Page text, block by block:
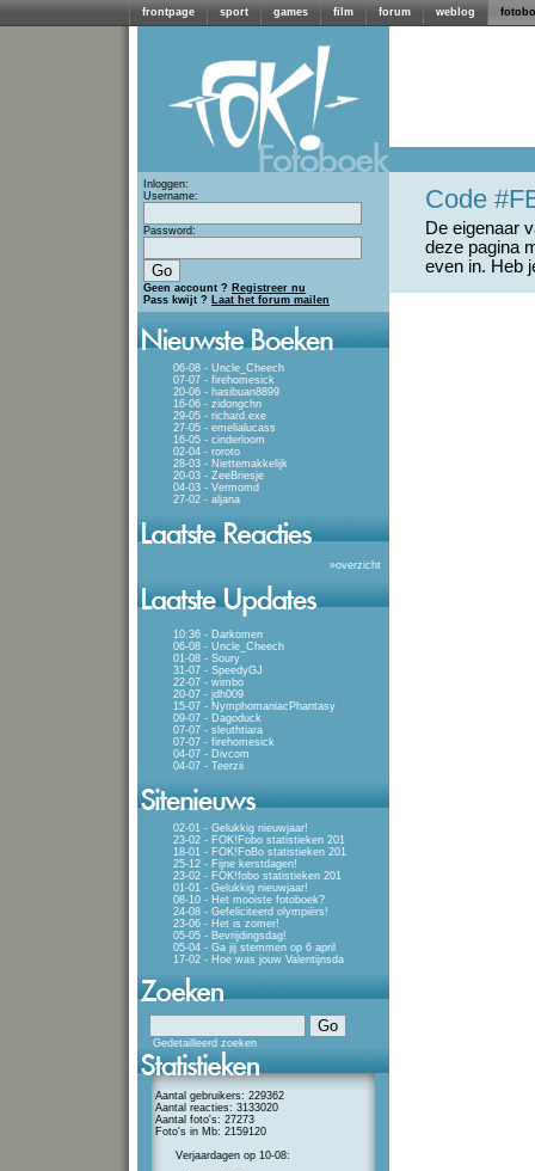
frontpage sport games film forum weblog
Inloggen:
Username:
Password:
Geen account ? Registreer nu
Pass kwijt ? Laat het forum mailen
06-08 - Uncle_Cheech
07-07 - firehomesick
20-06 - hasibuan8899
16-06 - zidongchn
29-05 - richard.exe
27-05 - emelialucass
16-05 - cinderloom
02-04 - roroto
28-03 - Niettemakkelijk
20-03 - ZeeBriesje
04-03 - Vermomd
27-02 - aljana
»overzicht
10:36 - Darkomen
06-08 - Uncle_Cheech
01-08 - Soury
31-07 - SpeedyGJ
22-07 - wimbo
20-07 - jdh009
15-07 - NymphomaniacPhantasy
09-07 - Dagoduck
07-07 - sleuthtiara
07-07 - firehomesick
04-07 - Divcom
04-07 - Teerzii
02-01 - Gelukkig nieuwjaar!
23-02 - FOK!Fobo statistieken 201
18-01 - FOK!FoBo statistieken 201
25-12 - Fijne kerstdagen!
23-02 - FOK!fobo statistieken 201
01-01 - Gelukkig nieuwjaar!
08-10 - Het mooiste fotoboek?
24-08 - Gefeliciteerd olympiërs!
23-06 - Het is zomer!
05-05 - Bevrijdingsdag!
05-04 - Ga jij stemmen op 6 april
17-02 - Hoe was jouw Valentijnsda
Gedetailleerd zoeken
Aantal gebruikers: 229362
Aantal reacties: 3133020
Aantal foto's: 27273
Foto's in Mb: 2159120
Verjaardagen op 10-08:
Code
De eigenaar
deze pagina
even in. Heb